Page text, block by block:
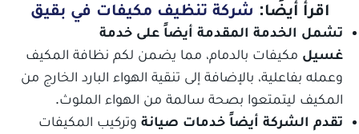
اقرأ أيضًا: شركة تنظيف مكيفات في بقيق
تشمل الخدمة المقدمة أيضاً على خدمة
غسيل مكيفات بالدمام، مما يضمن لكم نظافة المكيف
وعمله بفاعلية، بالإضافة إلى تنقية الهواء البارد الخارج من
المكيف ليتمتعوا بصحة سالمة من الهواء الملوث.
تقدم الشركة أيضاً خدمات صيانة وتركيب المكيفات